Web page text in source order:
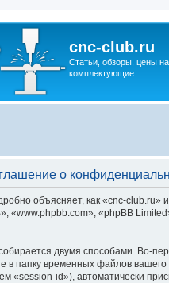
cnc-club.ru
Статьи, обзоры, цены
комплектующие.
о
объясняет, как «cnc-
«www.phpbb.com», «phpBB
двумя способами. Во-
в папку временных файлов
«session-id»), автоматически